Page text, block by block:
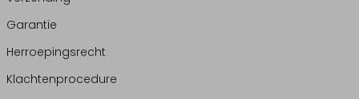
Garantie
Herroepingsrecht
Klachtenprocedure